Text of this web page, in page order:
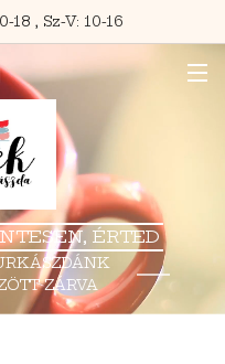
, Sz-V: 10-16
ÉRTED
ZÁRVA